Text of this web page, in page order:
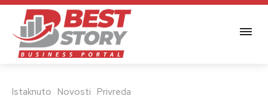
Istaknuto Novosti Privreda